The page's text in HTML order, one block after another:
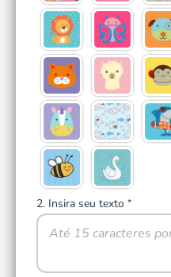
2. Insira seu texto *